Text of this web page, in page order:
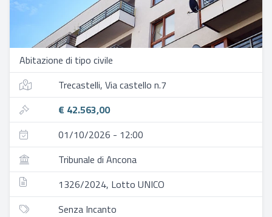
Abitazione di tipo civile
Trecastelli, Via castello n.7
€ 42.563,00
01/10/2026 - 12:00
Tribunale di Ancona
1326/2024, Lotto UNICO
Senza Incanto